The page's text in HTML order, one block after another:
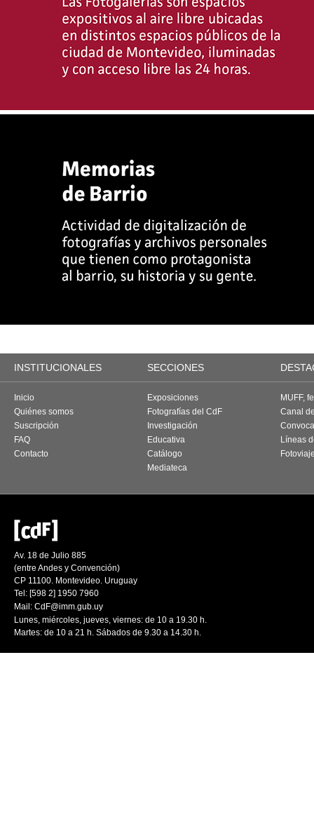
INSTITUCIONALES SECCIONES
Inicio
Quiénes somos
Suscripción
FAQ
Contacto
Exposiciones
Fotografías del CdF
Investigación
Educativa
Catálogo
Mediateca
MUFF,
Canal
Líneas
Av. 18 de Julio 885
(entre Andes y Convención)
CP 11100. Montevideo. Uruguay
Tel: [598 2] 1950 7960
Mail: CdF@imm.gub.uy
Lunes, miércoles, jueves, viernes: de 10 a 19.30 h.
Martes: de 10 a 21 h. Sábados de 9.30 a 14.30 h.